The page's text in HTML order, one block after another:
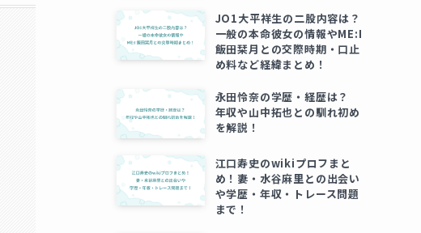
JO1大平祥生の二股内容は？
一般の本命彼女の情報やME:I
飯田栞月との交際時期・口止
め料など経緯まとめ！
永田怜奈の学歴・経歴は？
年収や山中拓也との馴れ初め
を解説！
江口寿史のwikiプロフまと
め！妻・水谷麻里との出会い
や学歴・年収・トレース問題
まで！